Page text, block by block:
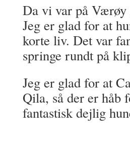
Da vi var på Værøy
Jeg er glad for at
korte liv. Det var
springe rundt på
Jeg er glad for at
Qila, så der er håb
fantastisk dejlig